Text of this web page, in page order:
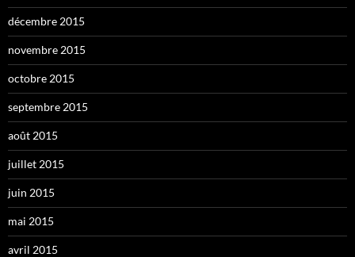
décembre 2015
novembre 2015
octobre 2015
septembre 2015
août 2015
juillet 2015
juin 2015
mai 2015
avril 2015